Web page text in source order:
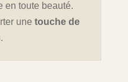
en toute beauté.
une touche de